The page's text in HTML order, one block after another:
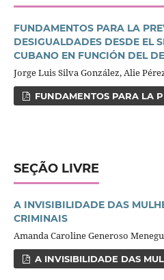
FUNDAMENTOS PARA LA
DESIGUALDADES DESDE EL
CUBANO EN FUNCIÓN DEL
Jorge Luis Silva González, Alie
FUNDAMENTOS PARA LA
SEÇÃO LIVRE
A INVISIBILIDADE DAS
CRIMINAIS
Amanda Caroline Generoso
A INVISIBILIDADE DAS